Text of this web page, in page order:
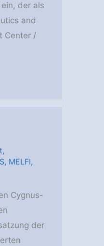
der als
and
Center /
,
, MELFI,
Cygnus-
der